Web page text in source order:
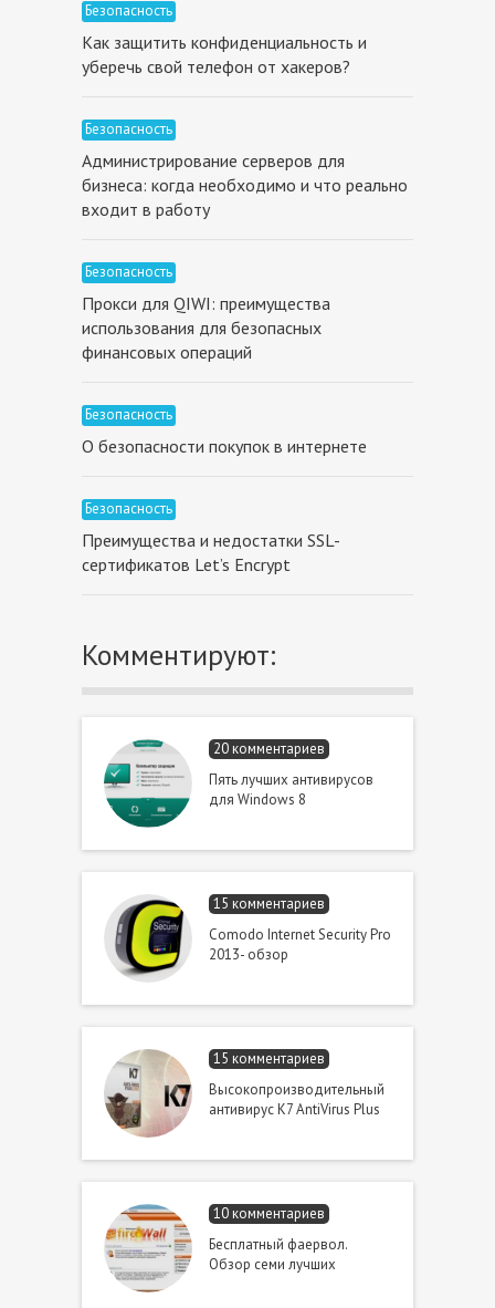
Безопасность
Как защитить конфиденциальность и
уберечь свой телефон от хакеров?
Безопасность
Администрирование серверов для
бизнеса: когда необходимо и что реально
входит в работу
Безопасность
Прокси для QIWI: преимущества
использования для безопасных
финансовых операций
Безопасность
О безопасности покупок в интернете
Безопасность
Преимущества и недостатки SSL-
сертификатов Let’s Encrypt
Комментируют:
20 комментариев
Пять лучших антивирусов
для Windows 8
15 комментариев
Comodo Internet Security Pro
2013- обзор
15 комментариев
Высокопроизводительный
антивирус K7 AntiVirus Plus
10 комментариев
Бесплатный фаервол.
Обзор семи лучших